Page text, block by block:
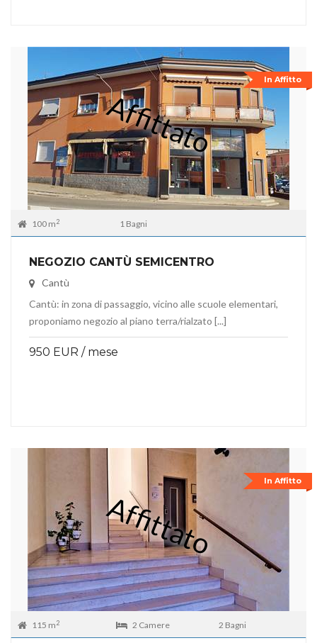
In Affitto
100 m2 1 Bagni
NEGOZIO CANTÙ SEMICENTRO
Cantù
Cantù: in zona di passaggio, vicino alle scuole elementari,
proponiamo negozio al piano terra/rialzato [...]
950 EUR / mese
In Affitto
115 m2 2 Camere 2 Bagni